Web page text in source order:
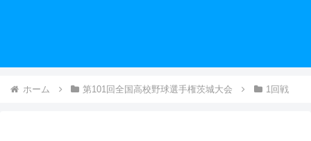
ホーム 第101回全国高校野球選手権茨城大会 1回戦